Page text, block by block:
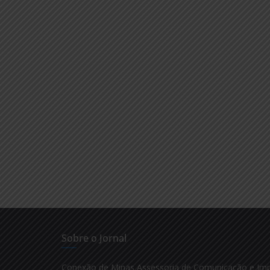
Sobre o Jornal
Conexão de Minas Assessoria de Comunicação e